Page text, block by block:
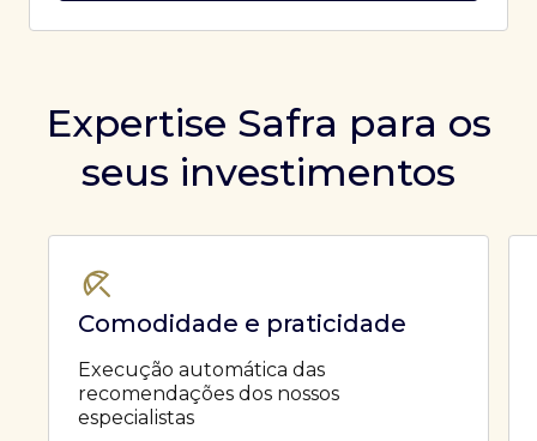
Expertise Safra para os
seus investimentos
Comodidade e praticidade
Execução automática das
recomendações dos nossos
especialistas